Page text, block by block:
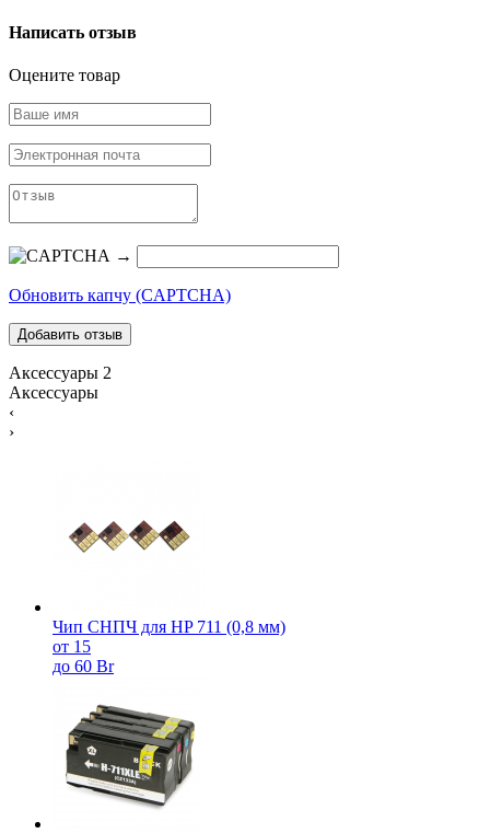
Написать отзыв
Оцените товар
→
Обновить капчу (CAPTCHA)
Аксессуары 2
Аксессуары
‹
›
Чип СНПЧ для HP 711 (0,8 мм)
от 15
до 60 Br